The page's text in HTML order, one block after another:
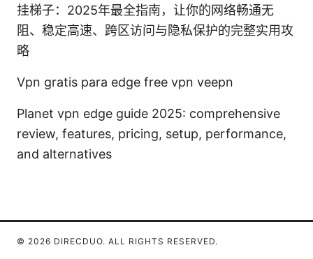
挂梯子：2025年最全指南，让你的网络畅通无
阻、稳定高速、跨区访问与隐私保护的完整实用攻
略
Vpn gratis para edge free vpn veepn
Planet vpn edge guide 2025: comprehensive
review, features, pricing, setup, performance,
and alternatives
© 2026 DIRECDUO. ALL RIGHTS RESERVED.